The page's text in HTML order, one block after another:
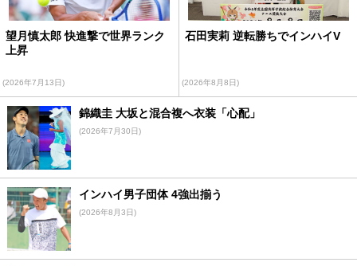
望月慎太郎 快進撃で世界ランク
上昇
(2026年7月13日)
石田実莉 逆転勝ちでインハイV
(2026年8月8日)
錦織圭 大坂と混合複へ衣装「心配」
(2026年7月30日)
インハイ男子団体 4強出揃う
(2026年8月3日)